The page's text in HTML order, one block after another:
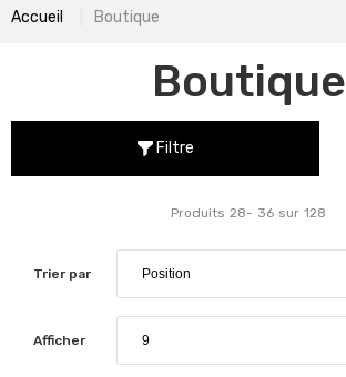
Accueil Boutique
Boutique
Filtre
Trier par
Produits 28- 36 sur 128
Afficher